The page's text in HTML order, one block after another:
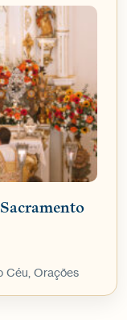
Céu, Orações